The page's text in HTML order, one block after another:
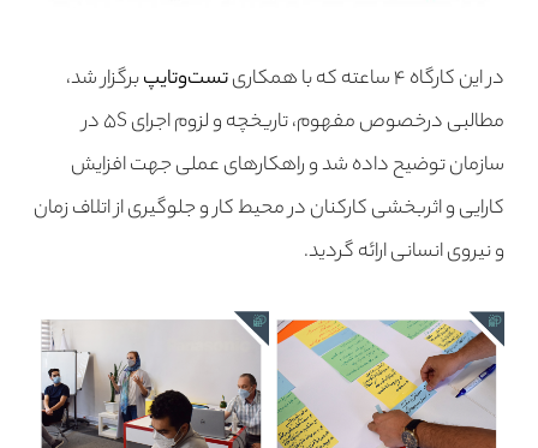
در این کارگاه ۴ ساعته که با همکاری تست‌وتایپبرگزار شد،
مطالبی درخصوص مفهوم، تاریخچه و لزوم اجرای ۵S در
سازمان‌ توضیح داده شد و راهکارهای عملی جهت افزایش‌
کارایی و اثربخشی کارکنان در محیط کار و جلوگیری از اتلاف زمان
و نیروی انسانی ارائه گردید.